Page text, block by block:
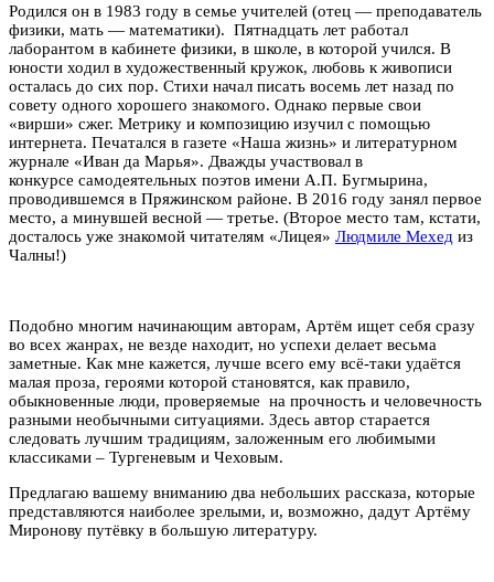
Родился он в 1983 году в семье учителей (отец — преподаватель
физики, мать — математики). Пятнадцать лет работал
лаборантом в кабинете физики, в школе, в которой учился. В
юности ходил в художественный кружок, любовь к живописи
осталась до сих пор. Стихи начал писать восемь лет назад по
совету одного хорошего знакомого. Однако первые свои
«вирши» сжег. Метрику и композицию изучил с помощью
интернета. Печатался в газете «Наша жизнь» и литературном
журнале «Иван да Марья». Дважды участвовал в
конкурсе самодеятельных поэтов имени А.П. Бугмырина,
проводившемся в Пряжинском районе. В 2016 году занял первое
место, а минувшей весной — третье. (Второе место там, кстати,
досталось уже знакомой читателям «Лицея» Людмиле Мехед из
Чалны!)
Подобно многим начинающим авторам, Артём ищет себя сразу
во всех жанрах, не везде находит, но успехи делает весьма
заметные. Как мне кажется, лучше всего ему всё-таки удаётся
малая проза, героями которой становятся, как правило,
обыкновенные люди, проверяемые на прочность и человечность
разными необычными ситуациями. Здесь автор старается
следовать лучшим традициям, заложенным его любимыми
классиками – Тургеневым и Чеховым.
Предлагаю вашему вниманию два небольших рассказа, которые
представляются наиболее зрелыми, и, возможно, дадут Артёму
Миронову путёвку в большую литературу.